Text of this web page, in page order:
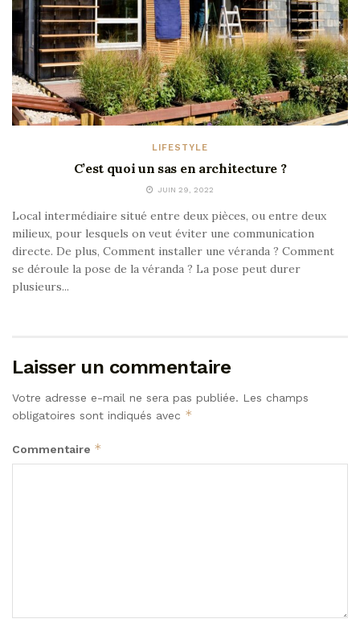
LIFESTYLE
C’est quoi un sas en architecture ?
JUIN 29, 2022
Local intermédiaire situé entre deux pièces, ou entre deux
milieux, pour lesquels on veut éviter une communication
directe. De plus, Comment installer une véranda ? Comment
se déroule la pose de la véranda ? La pose peut durer
plusieurs...
Laisser un commentaire
Votre adresse e-mail ne sera pas publiée. Les champs
obligatoires sont indiqués avec *
Commentaire *